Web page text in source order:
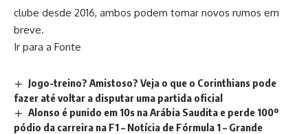
clube desde 2016, ambos podem tomar novos rumos em
breve.
Ir para a Fonte
Jogo-treino? Amistoso? Veja o que o Corinthians pode
fazer até voltar a disputar uma partida oficial
Alonso é punido em 10s na Arábia Saudita e perde 100º
pódio da carreira na F1 – Notícia de Fórmula 1 – Grande